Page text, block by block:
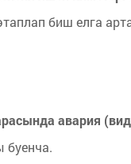
биш елга
авария
буенча.